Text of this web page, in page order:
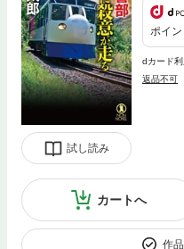
試し読み
ポイ
dカード
返品不可
カートへ
作